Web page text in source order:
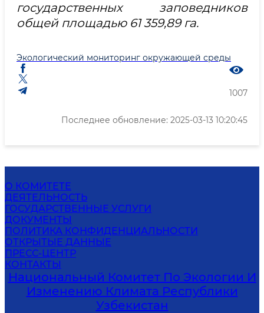
государственных заповедников
общей площадью 61 359,89 га.
Экологический мониторинг окружающей среды
1007
Последнее обновление: 2025-03-13 10:20:45
О КОМИТЕТЕ
ДЕЯТЕЛЬНОСТЬ
ГОСУДАРСТВЕННЫЕ УСЛУГИ
ДОКУМЕНТЫ
ПОЛИТИКА КОНФИДЕНЦИАЛЬНОСТИ
ОТКРЫТЫЕ ДАННЫЕ
ПРЕСС-ЦЕНТР
КОНТАКТЫ
Национальный Комитет По Экологии И
Изменению Климата Республики
Узбекистан